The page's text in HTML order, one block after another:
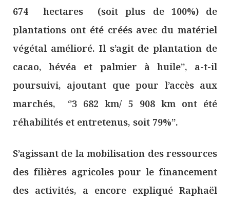
674 hectares (soit plus de 100%) de
plantations ont été créés avec du matériel
végétal amélioré. Il s’agit de plantation de
cacao, hévéa et palmier à huile’’, a-t-il
poursuivi, ajoutant que pour l’accès aux
marchés, ‘’3 682 km/ 5 908 km ont été
réhabilités et entretenus, soit 79%’’.
S’agissant de la mobilisation des ressources
des filières agricoles pour le financement
des activités, a encore expliqué Raphaël